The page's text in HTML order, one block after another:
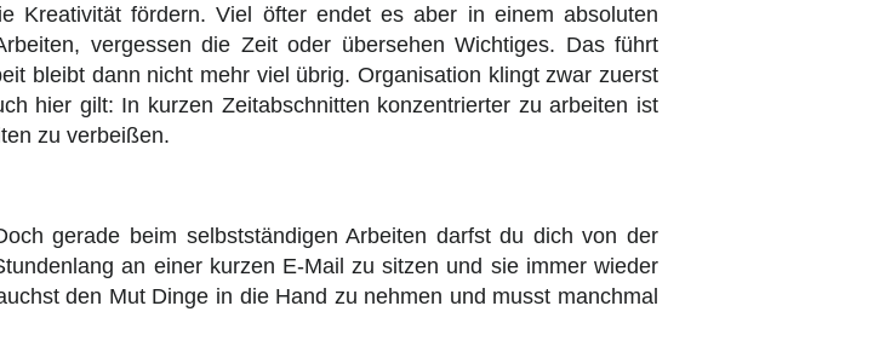
Kreativität fördern. Viel öfter endet es aber in einem absoluten
vergessen die Zeit oder übersehen Wichtiges. Das führt
bleibt dann nicht mehr viel übrig. Organisation klingt zwar zuerst
hier gilt: In kurzen Zeitabschnitten konzentrierter zu arbeiten ist
zu verbeißen.
gerade beim selbstständigen Arbeiten darfst du dich von der
an einer kurzen E-Mail zu sitzen und sie immer wieder
den Mut Dinge in die Hand zu nehmen und musst manchmal